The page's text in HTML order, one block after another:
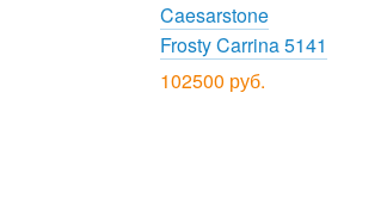
Caesarstone
Frosty Carrina 5141
102500 руб.